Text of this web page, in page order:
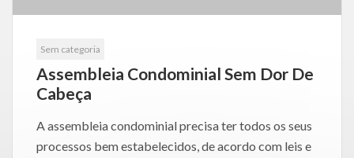
Sem categoria
Assembleia Condominial Sem Dor De
Cabeça
A assembleia condominial precisa ter todos os seus
processos bem estabelecidos, de acordo com leis e